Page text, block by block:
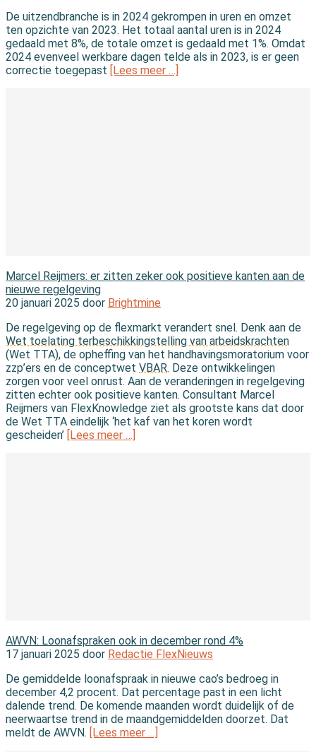
De uitzendbranche is in 2024 gekrompen in uren en omzet
ten opzichte van 2023. Het totaal aantal uren is in 2024
gedaald met 8%, de totale omzet is gedaald met 1%. Omdat
2024 evenveel werkbare dagen telde als in 2023, is er geen
correctie toegepast
[Lees meer …]
Marcel Reijmers: er zitten zeker ook positieve kanten aan de
nieuwe regelgeving
20 januari 2025 door Brightmine
De regelgeving op de flexmarkt verandert snel. Denk aan de
Wet toelating terbeschikkingstelling van arbeidskrachten
(Wet TTA), de opheffing van het handhavingsmoratorium voor
zzp’ers en de conceptwet VBAR. Deze ontwikkelingen
zorgen voor veel onrust. Aan de veranderingen in regelgeving
zitten echter ook positieve kanten. Consultant Marcel
Reijmers van FlexKnowledge ziet als grootste kans dat door
de Wet TTA eindelijk ‘het kaf van het koren wordt
gescheiden’ [Lees meer …]
AWVN: Loonafspraken ook in december rond 4%
17 januari 2025 door Redactie FlexNieuws
De gemiddelde loonafspraak in nieuwe cao’s bedroeg in
december 4,2 procent. Dat percentage past in een licht
dalende trend. De komende maanden wordt duidelijk of de
neerwaartse trend in de maandgemiddelden doorzet. Dat
meldt de AWVN. [Lees meer …]